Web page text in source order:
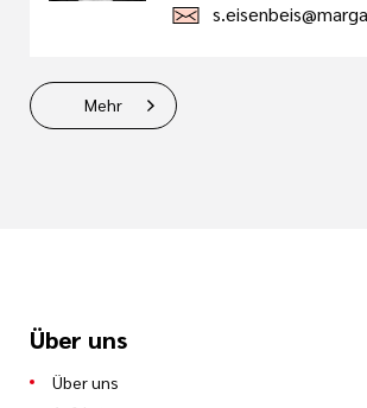
Mehr
Über uns
Über uns